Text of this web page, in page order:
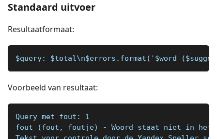
Standaard uitvoer
Resultaatformaat:
$query: $total\n$errors.format('$word
Voorbeeld van resultaat:
Query met fout: 1
fout (fout, foutje) - Woord staat niet in het